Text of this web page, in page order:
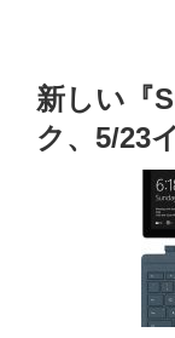
新しい『
ク、5/23